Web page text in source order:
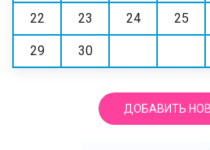
22 23 24 25
29 30
ДОБАВИТЬ